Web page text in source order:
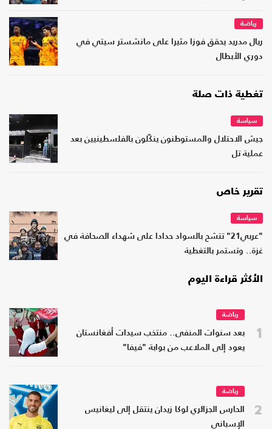
رياضة
ريال مدريد يحقق فوزا مثيرا على مانشستر سيتي في
دوري الأبطال
تغطية ذات صلة
سياسة
جيش الاحتلال والمستوطنون ينكّلون بالفلسطينيين بعد
عملية تل
تقرير خاص
سياسة
"عربي21" تتشح بالسواد حدادا على شهداء الصحافة في
غزة.. وتستمر بالتغطية
الأكثر قراءة اليوم
1
رياضة
بعد سنوات المنفى.. منتخب سيدات أفغانستان
يعود إلى الملاعب من بوابة "فيفا"
2
رياضة
الحارس الجزائري لوكا زيدان ينتقل إلى ليغانيس
الإسباني